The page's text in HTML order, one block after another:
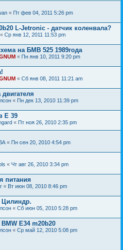
« Пт фев 04, 2011 5:26 pm
L-Jetronic - датчик коленвала?
« Ср янв 12, 2011 11:53 pm
на БМВ 525 1989года
« Пн янв 10, 2011 9:20 pm
« Сб янв 08, 2011 11:21 am
« Пн дек 13, 2010 11:39 pm
Е 39
« Пт ноя 26, 2010 2:35 pm
« Пн сен 20, 2010 4:54 pm
« Чт авг 26, 2010 3:34 pm
питания
« Вт июн 08, 2010 8:46 pm
Цилиндр.
« Сб июн 05, 2010 5:28 pm
E34 m20b20
« Ср май 12, 2010 5:08 pm